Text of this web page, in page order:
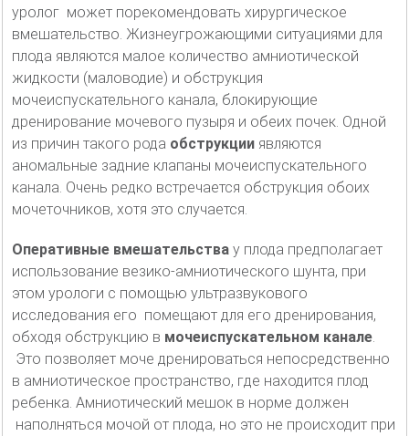
уролог может порекомендовать хирургическое
вмешательство. Жизнеугрожающими ситуациями для
плода являются малое количество амниотической
жидкости (маловодие) и обструкция
мочеиспускательного канала, блокирующие
дренирование мочевого пузыря и обеих почек. Одной
из причин такого рода обструкции являются
аномальные задние клапаны мочеиспускательного
канала. Очень редко встречается обструкция обоих
мочеточников, хотя это случается.
Оперативные вмешательства у плода предполагает
использование везико-амниотического шунта, при
этом урологи с помощью ультразвукового
исследования его помещают для его дренирования,
обходя обструкцию в мочеиспускательном канале.
Это позволяет моче дренироваться непосредственно
в амниотическое пространство, где находится плод
ребенка. Амниотический мешок в норме должен
наполняться мочой от плода, но это не происходит при